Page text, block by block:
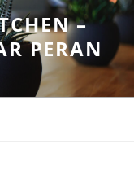
–
PERAN